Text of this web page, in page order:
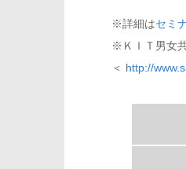
※詳細はセミ
※ＫＩＴ男女
＜ http://